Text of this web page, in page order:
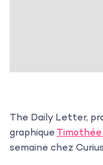
The Daily Letter,
graphique Timothée
semaine chez